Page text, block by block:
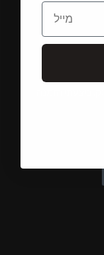
ביצעתי הזמנה
Email